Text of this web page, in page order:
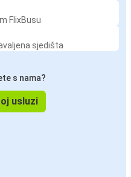
FlixBusu
sjedišta
s nama?
usluzi